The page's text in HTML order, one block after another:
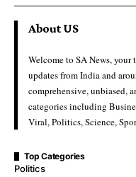
About US
Welcome to SA News, your
updates from India and
comprehensive, unbiased,
categories including
Viral, Politics, Science,
Top Categories
Politics